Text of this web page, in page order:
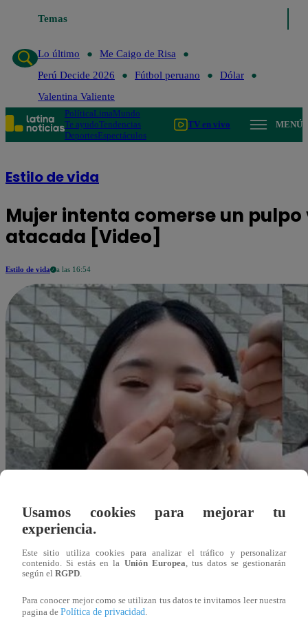
Temas
Me Caigo de Risa
Lo último
Me Caigo de Risa
Perú Decide 2026
Fútbol peruano
Dólar
Valentina Valiente
PolíticaLimaMundo
Te ayudoTendencias
DeportesEspectáculos
TV en vivo MENÚ
Estilo de vida
Mujer intenta comerse un
atacada [Video]
Estilo de vida a las 16:54
Redacción Latina
Usamos cookies para mejorar tu
experiencia.
Este sitio utiliza cookies para analizar el tráfico y personalizar
contenido. Si estás en la Unión Europea , tus datos se gestionarán
según el RGPD
Para conocer mejor como se utilizan tus datos te invitamos leer nuestra
pagina de Política de privacidad